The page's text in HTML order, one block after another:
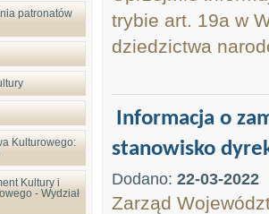
patronatów
Kulturowego:
Kultury i
- Wydział
trybie art. 19a w
dziedzictwa
Informacja o
stanowisko
Dodano: 22-03-2022
Zarząd